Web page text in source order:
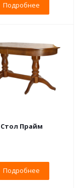
Подробнее
Стол Прайм
Подробнее